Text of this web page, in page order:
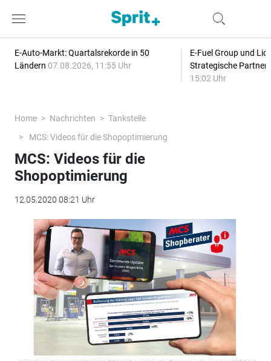
E-Auto-Markt: Quartalsrekorde in 50
Ländern 07.08.2026, 11:55 Uhr
E-Fuel Group und
Strategische
15:02 Uhr
Home Nachrichten
Tankstelle
MCS: Videos für die Shopoptimierung
MCS: Videos für die
Shopoptimierung
12.05.2020 08:21 Uhr